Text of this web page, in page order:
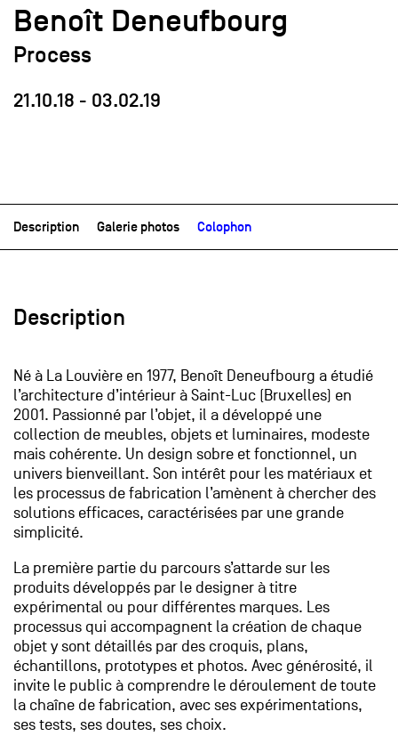
Benoît Deneufbourg
Process
21.10.18 - 03.02.19
Description Galerie photos Colophon
Description
Né à La Louvière en 1977, Benoît Deneufbourg a étudié
l’architecture d’intérieur à Saint-Luc (Bruxelles) en
2001. Passionné par l’objet, il a développé une
collection de meubles, objets et luminaires, modeste
mais cohérente. Un design sobre et fonctionnel, un
univers bienveillant. Son intérêt pour les matériaux et
les processus de fabrication l’amènent à chercher des
solutions efficaces, caractérisées par une grande
simplicité.
La première partie du parcours s’attarde sur les
produits développés par le designer à titre
expérimental ou pour différentes marques. Les
processus qui accompagnent la création de chaque
objet y sont détaillés par des croquis, plans,
échantillons, prototypes et photos. Avec générosité, il
invite le public à comprendre le déroulement de toute
la chaîne de fabrication, avec ses expérimentations,
ses tests, ses doutes, ses choix.